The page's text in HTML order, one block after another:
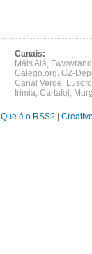
Canais:
Máis Alá,
Galego.org, GZ-
Canal Verde,
Irimia, Cartafol ,
Que é o RSS?